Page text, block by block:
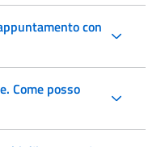
con
Come posso